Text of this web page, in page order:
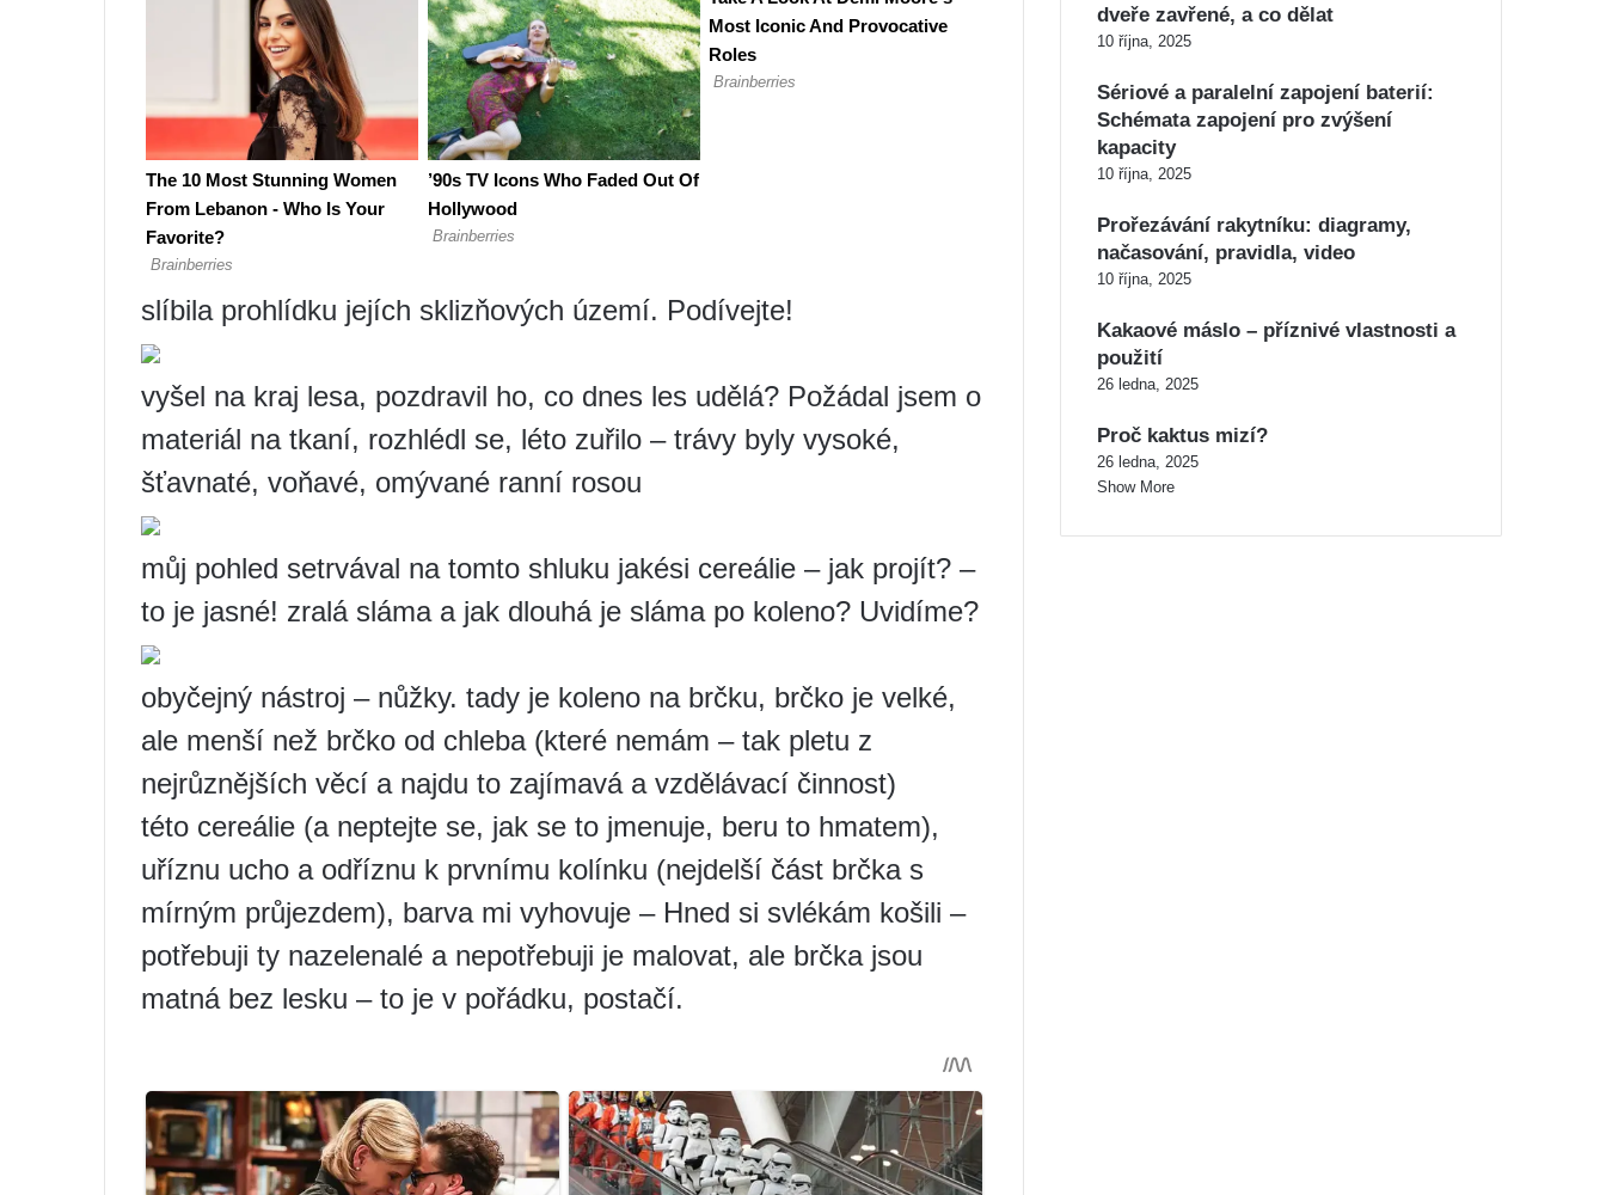
slíbila prohlídku jejích sklizňových území. Podívejte!
vyšel na kraj lesa, pozdravil ho, co dnes les udělá? Požádal jsem o
materiál na tkaní, rozhlédl se, léto zuřilo – trávy byly vysoké,
šťavnaté, voňavé, omývané ranní rosou
můj pohled setrvával na tomto shluku jakési cereálie – jak projít? –
to je jasné! zralá sláma a jak dlouhá je sláma po koleno? Uvidíme?
obyčejný nástroj – nůžky. tady je koleno na brčku, brčko je velké,
ale menší než brčko od chleba (které nemám – tak pletu z
nejrůznějších věcí a najdu to zajímavá a vzdělávací činnost)
této cereálie (a neptejte se, jak se to jmenuje, beru to hmatem),
uříznu ucho a odříznu k prvnímu kolínku (nejdelší část brčka s
mírným průjezdem), barva mi vyhovuje – Hned si svlékám košili –
potřebuji ty nazelenalé a nepotřebuji je malovat, ale brčka jsou
matná bez lesku – to je v pořádku, postačí.
dveře zavřené, a co dělat
10 října, 2025
Sériové a paralelní zapojení baterií:
Schémata zapojení pro zvýšení
kapacity
10 října, 2025
Prořezávání rakytníku: diagramy,
načasování, pravidla, video
10 října, 2025
Kakaové máslo – příznivé vlastnosti a
použití
26 ledna, 2025
Proč kaktus mizí?
26 ledna, 2025
Show More